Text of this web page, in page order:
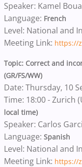
Speaker: Kamel
Language: French
Level: National and
Meeting Link: https://
Topic: Correct and
(GR/FS/WW)
Date: Thursday, 10
Time: 18:00 - Zurich
local time)
Speaker: Carlos
Language: Spanish
Level: National and
Meeting Link: https://